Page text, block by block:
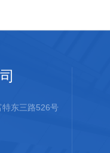
东三路526号